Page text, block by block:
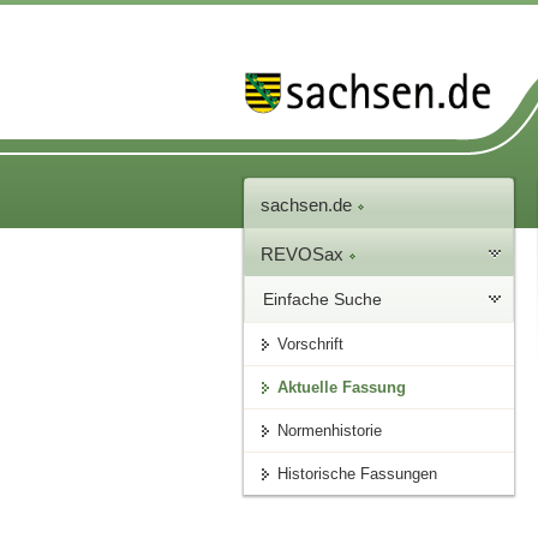
sachsen.de
REVOSax
Einfache Suche
Vorschrift
Aktuelle Fassung
Normenhistorie
Historische Fassungen